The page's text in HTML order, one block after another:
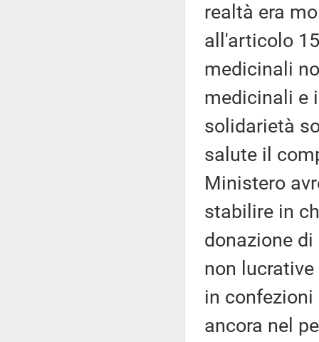
realtà era
all'articolo
medicinali
medicinali e
solidarietà
salute il
Ministero
stabilire in
donazione
non
in
ancora nel